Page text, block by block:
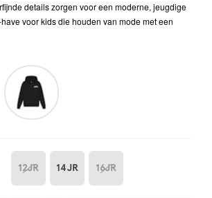
details zorgen voor een moderne, jeugdige
voor kids die houden van mode met een
12JR 14JR 16JR